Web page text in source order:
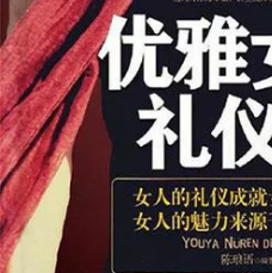
女裝 男裝
日本購物 電子/紙本書
HOT